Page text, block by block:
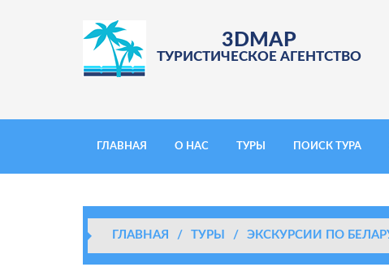
3DMAP
ТУРИСТИЧЕСКОЕ АГЕНТСТВО
ГЛАВНАЯ О НАС ТУРЫ ПОИСК ТУРА
ГЛАВНАЯ / ТУРЫ / ЭКСКУРСИИ ПО